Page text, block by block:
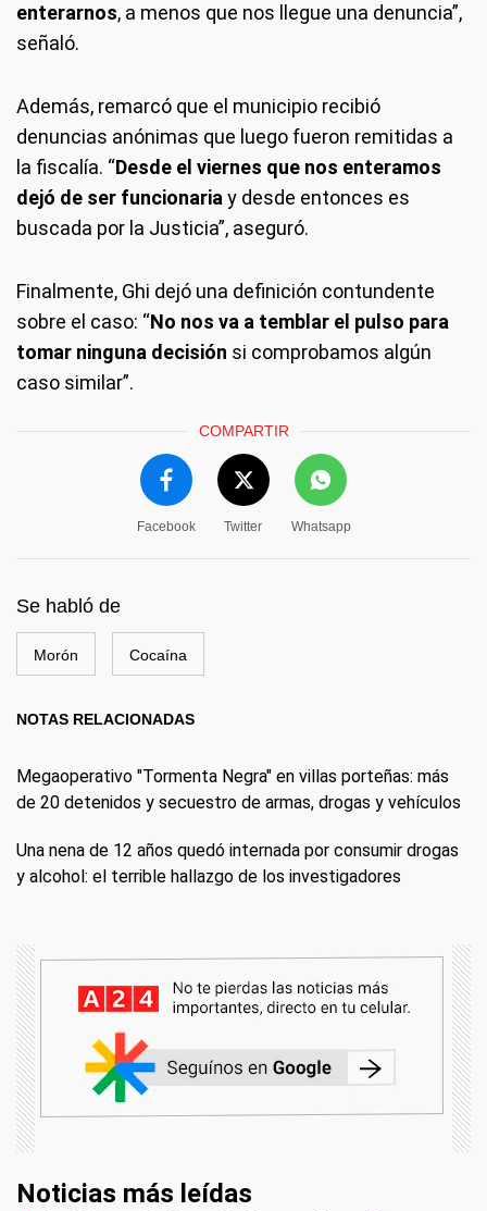
enterarnos, a menos que nos llegue una denuncia”,
señaló.
Además, remarcó que el municipio recibió
denuncias anónimas que luego fueron remitidas a
la fiscalía. “Desde el viernes que nos enteramos
dejó de ser funcionariay desde entonces es
buscada por la Justicia”, aseguró.
Finalmente, Ghi dejó una definición contundente
sobre el caso: “No nos va a temblar el pulso para
tomar ninguna decisión si comprobamos algún
caso similar”.
COMPARTIR
Facebook Twitter Whatsapp
Se habló de
Morón Cocaína
NOTAS RELACIONADAS
Megaoperativo "Tormenta Negra" en villas porteñas: más
de 20 detenidos y secuestro de armas, drogas y vehículos
Una nena de 12 años quedó internada por consumir drogas
y alcohol: el terrible hallazgo de los investigadores
Noticias más leídas